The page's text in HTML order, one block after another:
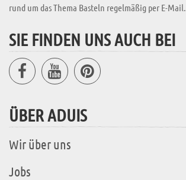
rund um das Thema Basteln regelmäßig per E-Mail.
SIE FINDEN UNS AUCH BEI
ÜBER ADUIS
Wir über uns
Jobs